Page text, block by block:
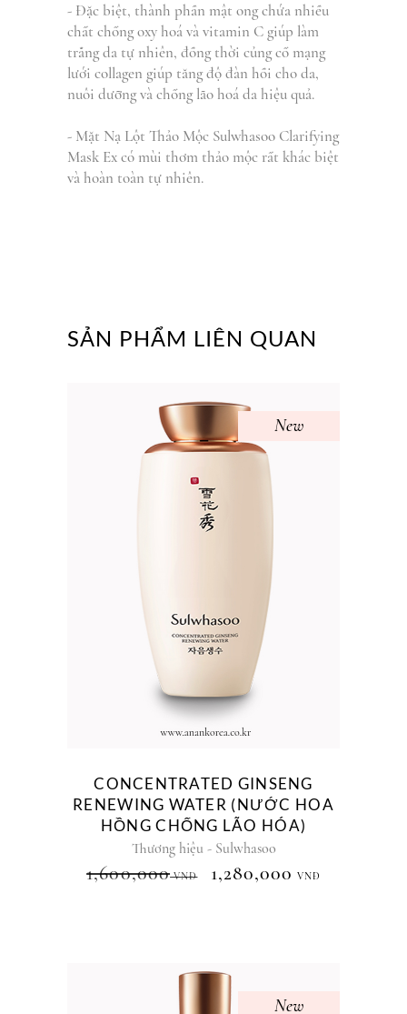
- Đặc biệt, thành phần mật ong chứa nhiều
chất chống oxy hoá và vitamin C giúp làm
trắng da tự nhiên, đồng thời củng cố mạng
lưới collagen giúp tăng độ đàn hồi cho da,
nuôi dưỡng và chống lão hoá da hiệu quả.
- Mặt Nạ Lột Thảo Mộc Sulwhasoo Clarifying
Mask Ex có mùi thơm thảo mộc rất khác biệt
và hoàn toàn tự nhiên.
SẢN PHẨM LIÊN QUAN
New
CONCENTRATED GINSENG
RENEWING WATER (NƯỚC HOA
HỒNG CHỐNG LÃO HÓA)
Thương hiệu - Sulwhasoo
1,600,000VNĐ 1,280,000 VNĐ
New